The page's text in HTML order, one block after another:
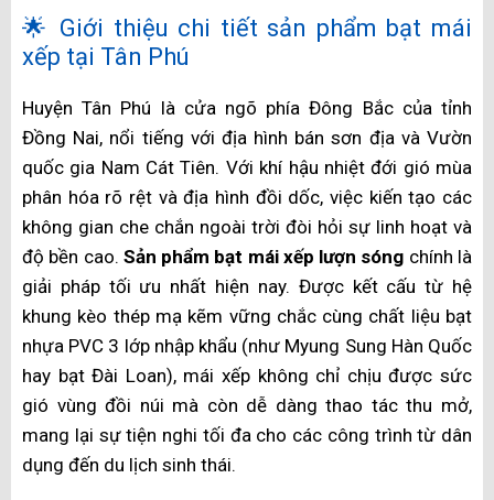
🌟 Giới thiệu chi tiết sản phẩm bạt mái
xếp tại Tân Phú
Huyện Tân Phú là cửa ngõ phía Đông Bắc của tỉnh
Đồng Nai, nổi tiếng với địa hình bán sơn địa và Vườn
quốc gia Nam Cát Tiên. Với khí hậu nhiệt đới gió mùa
phân hóa rõ rệt và địa hình đồi dốc, việc kiến tạo các
không gian che chắn ngoài trời đòi hỏi sự linh hoạt và
độ bền cao. Sản phẩm bạt mái xếp lượn sóng chính là
giải pháp tối ưu nhất hiện nay. Được kết cấu từ hệ
khung kèo thép mạ kẽm vững chắc cùng chất liệu bạt
nhựa PVC 3 lớp nhập khẩu (như Myung Sung Hàn Quốc
hay bạt Đài Loan), mái xếp không chỉ chịu được sức
gió vùng đồi núi mà còn dễ dàng thao tác thu mở,
mang lại sự tiện nghi tối đa cho các công trình từ dân
dụng đến du lịch sinh thái.